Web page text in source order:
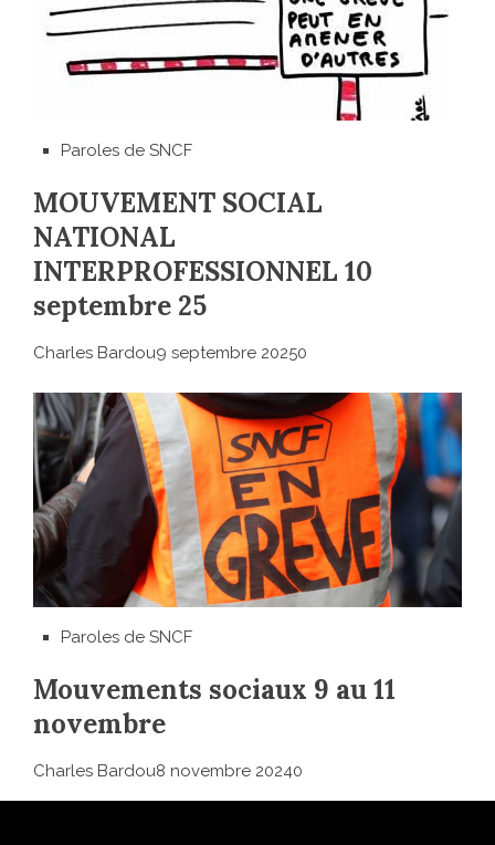
Paroles de SNCF
MOUVEMENT SOCIAL
NATIONAL
INTERPROFESSIONNEL 10
septembre 25
Charles Bardou9 septembre 20250
Paroles de SNCF
Mouvements sociaux 9 au 11
novembre
Charles Bardou8 novembre 20240